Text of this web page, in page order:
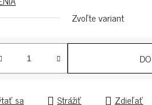
Zvoľte variant
sa Strážiť Zdieľať